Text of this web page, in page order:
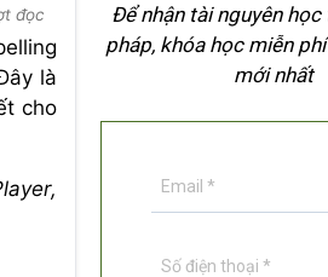
đọc
là
cho
Để nhận tài nguyên
pháp, khóa học miễn
mới nhất